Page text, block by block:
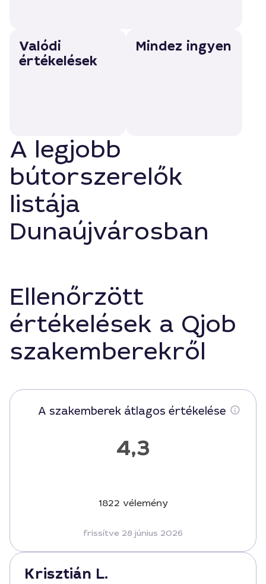
Valódi
értékelések
Mindez ingyen
A legjobb
bútorszerelők
listája
Dunaújvárosban
Ellenőrzött
értékelések a Qjob
szakemberekről
A szakemberek átlagos értékelése
4,3
1822 vélemény
frissítve 28 június 2026
Krisztián L.